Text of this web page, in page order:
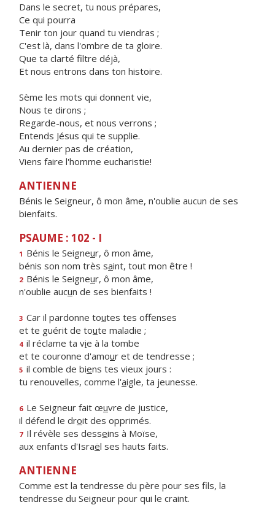
Dans le secret, tu nous prépares,
Ce qui pourra
Tenir ton jour quand tu viendras ;
C'est là, dans l'ombre de ta gloire.
Que ta clarté filtre déjà,
Et nous entrons dans ton histoire.
Sème les mots qui donnent vie,
Nous te dirons ;
Regarde-nous, et nous verrons ;
Entends Jésus qui te supplie.
Au dernier pas de création,
Viens faire l'homme eucharistie!
ANTIENNE
Bénis le Seigneur, ô mon âme, n'oublie aucun de ses
bienfaits.
PSAUME : 102 - I
1 Bénis le Seigneur, ô mon âme,
bénis son nom très saint, tout mon être !
2 Bénis le Seigneur, ô mon âme,
n'oublie aucun de ses bienfaits !
3 Car il pardonne toutes tes offenses
et te guérit de toute maladie ;
4 il réclame ta vie à la tombe
et te couronne d'amour et de tendresse ;
5 il comble de biens tes vieux jours :
tu renouvelles, comme l'aigle, ta jeunesse.
6 Le Seigneur fait œuvre de justice,
il défend le droit des opprimés.
7 Il révèle ses desseins à Moïse,
aux enfants d'Israël ses hauts faits.
ANTIENNE
Comme est la tendresse du père pour ses fils, la
tendresse du Seigneur pour qui le craint.